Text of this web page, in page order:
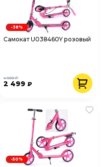
Самокат U038460Y розовый
2 499₽
4 000 ₽
-38%
-50%